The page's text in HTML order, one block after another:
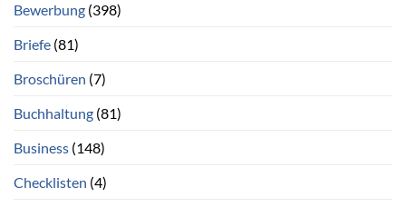
Bewerbung (398)
Briefe (81)
Broschüren (7)
Buchhaltung (81)
Business (148)
Checklisten (4)